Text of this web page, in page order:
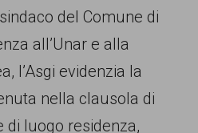
del Comune di
all’Unar e alla
l’Asgi evidenzia la
nella clausola di
di luogo residenza,